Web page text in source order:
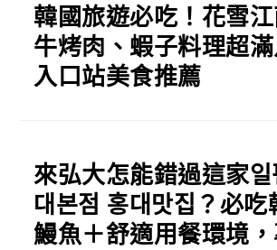
韓國旅遊必吃！花雪
牛烤肉、蝦子料理超
入口站美食推薦
來弘大怎能錯過這家일
대본점 홍대맛집？必
鰻魚＋舒適用餐環境